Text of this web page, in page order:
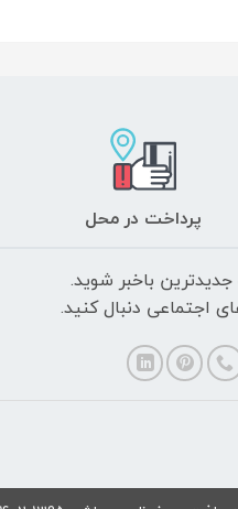
پرداخت در محل
باخبر شوید.
اجتماعی دنبال کنید.